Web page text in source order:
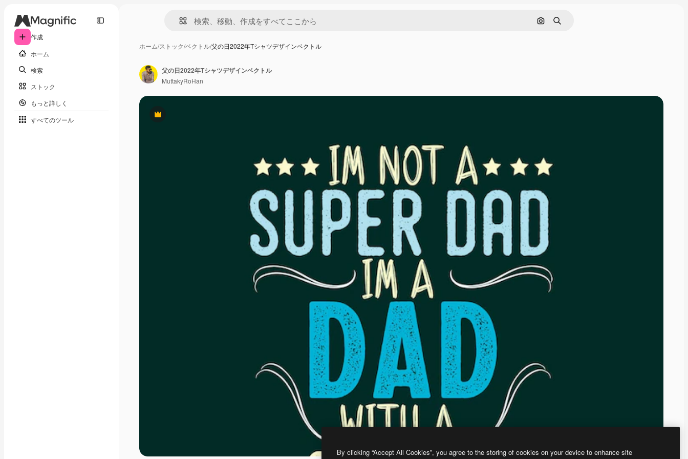
作成
ホーム
検索
ストック
もっと詳しく
すべてのツール
画像で検索
検索
ホーム/ストック/ベクトル/父の日2022年Tシャツデザインベクトル
Premium
父の日2022年Tシャツデザインベクトル
MuttakyRoHan
By clicking “Accept All Cookies”, you agree to the storing of cookies on your device to enhance site